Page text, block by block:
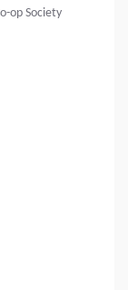
op Society